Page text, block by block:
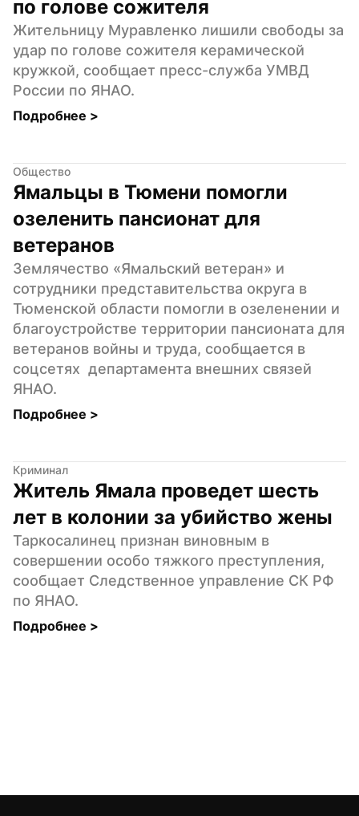
по голове сожителя
Жительницу Муравленко лишили свободы за
удар по голове сожителя керамической
кружкой, сообщает пресс-служба УМВД
России по ЯНАО.
Подробнее >
Общество
Ямальцы в Тюмени помогли
озеленить пансионат для
ветеранов
Землячество «Ямальский ветеран» и
сотрудники представительства округа в
Тюменской области помогли в озеленении и
благоустройстве территории пансионата для
ветеранов войны и труда, сообщается в
соцсетях  департамента внешних связей
ЯНАО.
Подробнее >
Криминал
Житель Ямала проведет шесть
лет в колонии за убийство жены
Таркосалинец признан виновным в
совершении особо тяжкого преступления,
сообщает Следственное управление СК РФ
по ЯНАО.
Подробнее >